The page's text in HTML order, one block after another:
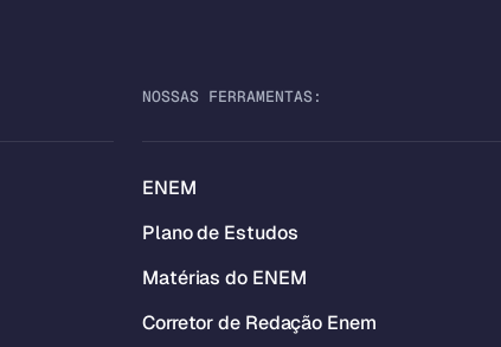
NOSSAS FERRAMENTAS:
ENEM
Plano de Estudos
Matérias do ENEM
Corretor de Redação Enem